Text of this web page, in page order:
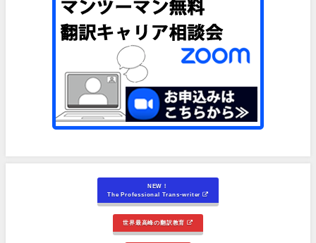
NEW！
The Professional Trans-writer
世界最高峰の翻訳教育